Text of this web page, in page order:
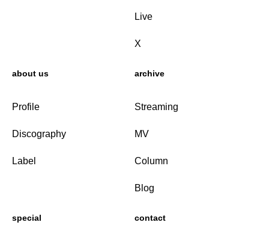
Live
X
about us
Profile
Discography
Label
archive
Streaming
MV
Column
Blog
special contact